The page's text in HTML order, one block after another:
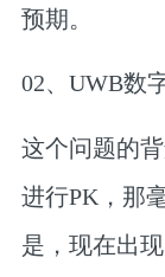
预期。
02、 UWB数
这个问题的
进行PK，那
是，现在出